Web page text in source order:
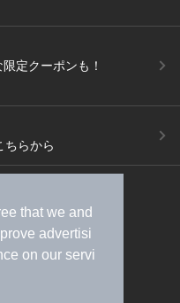
that we and
advertisi
on our servi
定クーポンも！
ちらから
広告出稿のご案内
MEMBERS+規約
ヘルプ
採用情報